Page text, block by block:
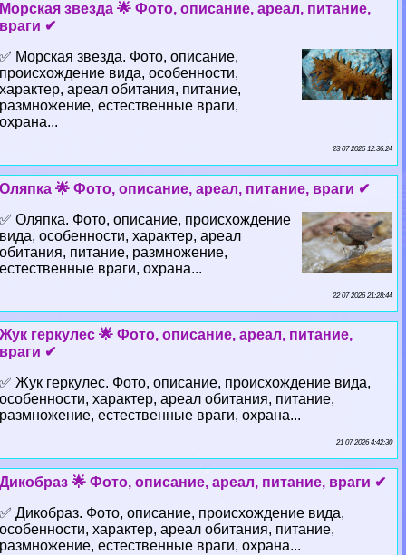
Морская звезда 🌟 Фото, описание, ареал, питание,
враги ✔
✅ Морская звезда. Фото, описание,
происхождение вида, особенности,
хаpaктер, ареал обитания, питание,
размножение, естественные враги,
охрана...
23 07 2026 12:36:24
Оляпка 🌟 Фото, описание, ареал, питание, враги ✔
✅ Оляпка. Фото, описание, происхождение
вида, особенности, хаpaктер, ареал
обитания, питание, размножение,
естественные враги, охрана...
22 07 2026 21:28:44
Жук геркулес 🌟 Фото, описание, ареал, питание,
враги ✔
✅ Жук геркулес. Фото, описание, происхождение вида,
особенности, хаpaктер, ареал обитания, питание,
размножение, естественные враги, охрана...
21 07 2026 4:42:30
Дикобраз 🌟 Фото, описание, ареал, питание, враги ✔
✅ Дикобраз. Фото, описание, происхождение вида,
особенности, хаpaктер, ареал обитания, питание,
размножение, естественные враги, охрана...